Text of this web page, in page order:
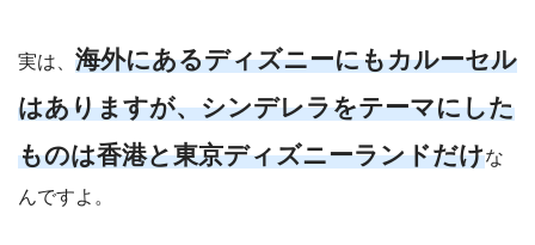
実は、 海外にあるディズニーにもカルーセル
はありますが、シンデレラをテーマにした
ものは香港と東京ディズニーランドだけな
んですよ。